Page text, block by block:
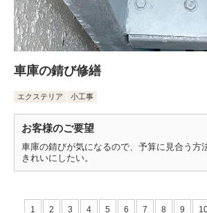
車庫の錆び修繕
エクステリア 小工事
お客様のご要望
車庫の錆びが気になるので、予算に見合う方
きれいにしたい。
1 2 3 4 5 6 7 8 9